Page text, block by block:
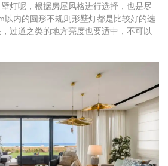
灯呢，根据房屋风格进行选择，也是尽
以内的圆形不规则形壁灯都是比较好的选
过道之类的地方亮度也要适中，不可以